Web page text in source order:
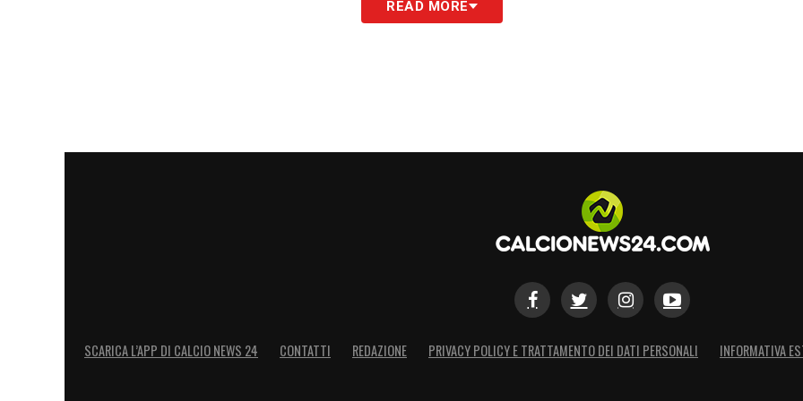
READ MORE
SCARICA L’APP DI CALCIO NEWS 24 CONTATTI REDAZIONE PRIVACY POLICY E TRATTAMENTO DEI DATI PERSONALI INFORMATIVA